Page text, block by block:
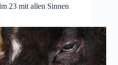
23 mit allen Sinnen